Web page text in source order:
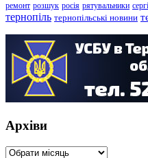
ремонт розшук росія рятувальники
тернопіль тернопільські новини
Архіви
Архіви